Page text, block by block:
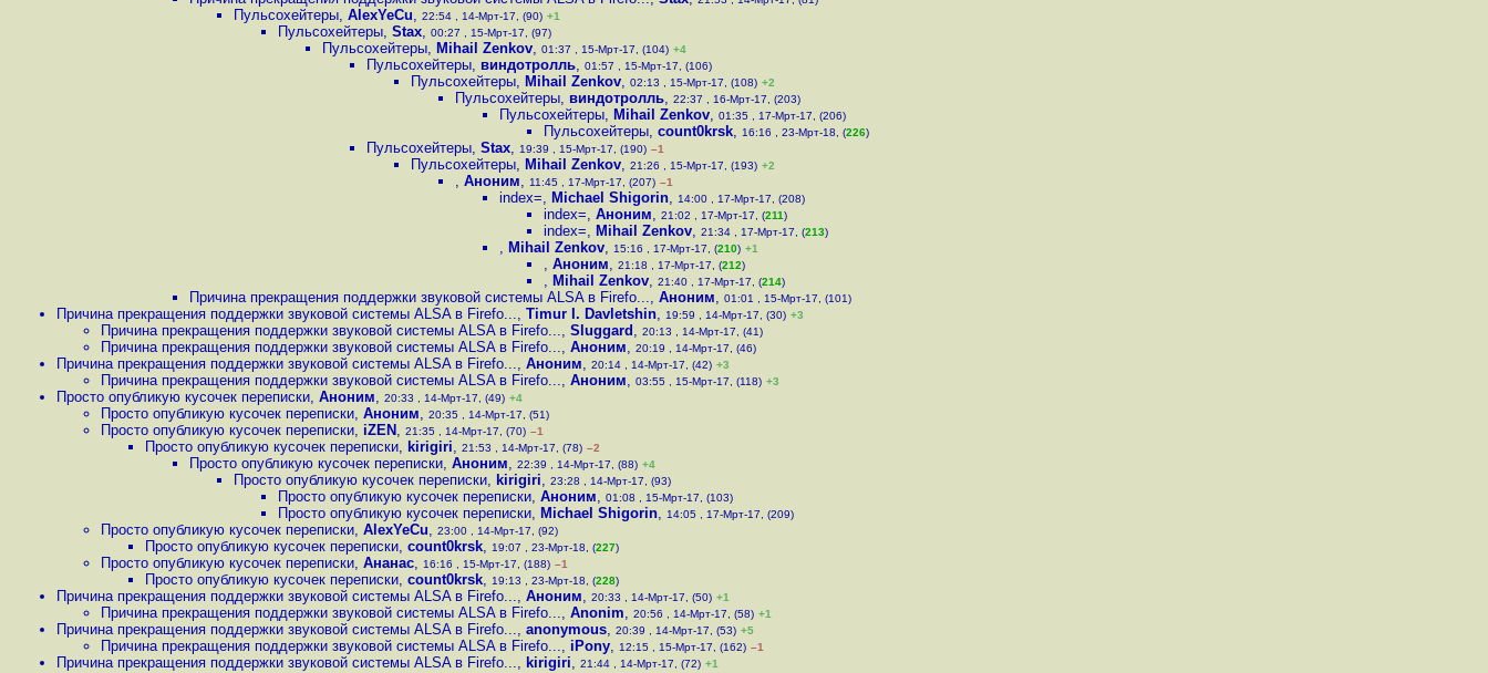
Пульсохейтеры, AlexYeCu, 22:54 , 14-Мрт-17, (90) +1
Пульсохейтеры, Stax, 00:27 , 15-Мрт-17, (97)
Пульсохейтеры, Mihail Zenkov, 01:37 , 15-Мрт-17, (104) +4
Пульсохейтеры, виндотролль, 01:57 , 15-Мрт-17, (106)
Пульсохейтеры, Mihail Zenkov, 02:13 , 15-Мрт-17, (108) +2
Пульсохейтеры, виндотролль, 22:37 , 16-Мрт-17, (203)
Пульсохейтеры, Mihail Zenkov, 01:35 , 17-Мрт-17, (206)
Пульсохейтеры, count0krsk, 16:16 , 23-Мрт-18, (226)
Пульсохейтеры, Stax, 19:39 , 15-Мрт-17, (190) –1
Пульсохейтеры, Mihail Zenkov, 21:26 , 15-Мрт-17, (193) +2
, Аноним, 11:45 , 17-Мрт-17, (207) –1
index=, Michael Shigorin, 14:00 , 17-Мрт-17, (208)
index=, Аноним, 21:02 , 17-Мрт-17, (211)
index=, Mihail Zenkov, 21:34 , 17-Мрт-17, (213)
, Mihail Zenkov, 15:16 , 17-Мрт-17, (210) +1
, Аноним, 21:18 , 17-Мрт-17, (212)
, Mihail Zenkov, 21:40 , 17-Мрт-17, (214)
Причина прекращения поддержки звуковой системы ALSA в Firefo..., Аноним, 01:01 , 15-Мрт-17, (101)
Причина прекращения поддержки звуковой системы ALSA в Firefo..., Timur I. Davletshin, 19:59 , 14-Мрт-17, (30) +3
Причина прекращения поддержки звуковой системы ALSA в Firefo..., Sluggard , 20:13 , 14-Мрт-17, (41)
Причина прекращения поддержки звуковой системы ALSA в Firefo..., Аноним, 20:19 , 14-Мрт-17, (46)
Причина прекращения поддержки звуковой системы ALSA в Firefo..., Аноним, 20:14 , 14-Мрт-17, (42) +3
Причина прекращения поддержки звуковой системы ALSA в Firefo..., Аноним, 03:55 , 15-Мрт-17, (118) +3
Просто опубликую кусочек переписки, Аноним, 20:33 , 14-Мрт-17, (49) +4
Просто опубликую кусочек переписки, Аноним, 20:35 , 14-Мрт-17, (51)
Просто опубликую кусочек переписки, iZEN , 21:35 , 14-Мрт-17, (70) –1
Просто опубликую кусочек переписки, kirigiri, 21:53 , 14-Мрт-17, (78) –2
Просто опубликую кусочек переписки, Аноним, 22:39 , 14-Мрт-17, (88) +4
Просто опубликую кусочек переписки, kirigiri, 23:28 , 14-Мрт-17, (93)
Просто опубликую кусочек переписки, Аноним, 01:08 , 15-Мрт-17, (103)
Просто опубликую кусочек переписки, Michael Shigorin, 14:05 , 17-Мрт-17, (209)
Просто опубликую кусочек переписки, AlexYeCu, 23:00 , 14-Мрт-17, (92)
Просто опубликую кусочек переписки, count0krsk, 19:07 , 23-Мрт-18, (227)
Просто опубликую кусочек переписки, Ананас, 16:16 , 15-Мрт-17, (188) –1
Просто опубликую кусочек переписки, count0krsk, 19:13 , 23-Мрт-18, (228)
Причина прекращения поддержки звуковой системы ALSA в Firefo..., Аноним, 20:33 , 14-Мрт-17, (50) +1
Причина прекращения поддержки звуковой системы ALSA в Firefo..., Anonim, 20:56 , 14-Мрт-17, (58) +1
Причина прекращения поддержки звуковой системы ALSA в Firefo..., anonymous, 20:39 , 14-Мрт-17, (53) +5
Причина прекращения поддержки звуковой системы ALSA в Firefo..., iPony, 12:15 , 15-Мрт-17, (162) –1
Причина прекращения поддержки звуковой системы ALSA в Firefo..., kirigiri, 21:44 , 14-Мрт-17, (72) +1